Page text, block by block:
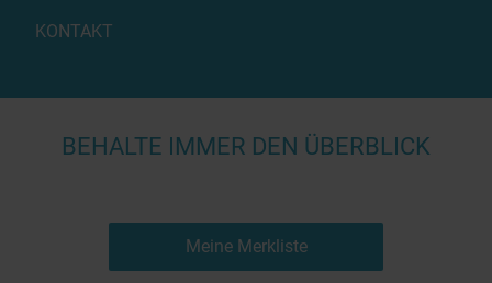
KONTAKT
BEHALTE IMMER DEN ÜBERBLICK
Meine Merkliste